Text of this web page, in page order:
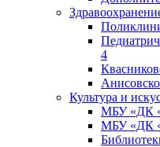
4
Культура и
МБУ «ДК
МБУ «ДК